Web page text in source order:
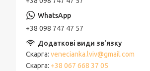
+38 098 747 47 57
Скарга venecianka.lviv@gmail.com
Скарга +38 067 668 37 05